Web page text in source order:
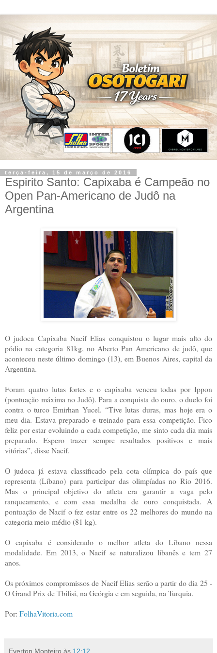
terça-feira, 15 de março de 2016
Espirito Santo: Capixaba é Campeão no
Open Pan-Americano de Judô na
Argentina
O judoca Capixaba Nacif Elias conquistou o lugar mais alto do
pódio na categoria 81kg, no Aberto Pan Americano de judô, que
aconteceu neste último domingo (13), em Buenos Aires, capital da
Argentina.
Foram quatro lutas fortes e o capixaba venceu todas por Ippon
(pontuação máxima no Judô). Para a conquista do ouro, o duelo foi
contra o turco Emirhan Yucel. “Tive lutas duras, mas hoje era o
meu dia. Estava preparado e treinado para essa competição. Fico
feliz por estar evoluindo a cada competição, me sinto cada dia mais
preparado. Espero trazer sempre resultados positivos e mais
vitórias”, disse Nacif.
O judoca já estava classificado pela cota olímpica do país que
representa (Líbano) para participar das olimpíadas no Rio 2016.
Mas o principal objetivo do atleta era garantir a vaga pelo
ranqueamento, e com essa medalha de ouro conquistada. A
pontuação de Nacif o fez estar entre os 22 melhores do mundo na
categoria meio-médio (81 kg).
O capixaba é considerado o melhor atleta do Líbano nessa
modalidade. Em 2013, o Nacif se naturalizou libanês e tem 27
anos.
Os próximos compromissos de Nacif Elias serão a partir do dia 25 -
O Grand Prix de Tbilisi, na Geórgia e em seguida, na Turquia.
Por: FolhaVitoria.com
Everton Monteiro às 12:12